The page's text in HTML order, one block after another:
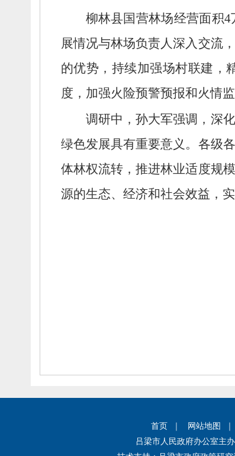
柳林县国营林场经营面积4
展情况与林场负责人深入交流，
的优势， 持续加强场村联建，
度， 加强火险预警预报和火情监
调研中， 孙大军强调， 深
绿色发展具有重要意义。 各级
体林权流转，推进林业适度规
源的生态、 经济和社会效益，
首页 ｜ 网站地图
吕梁市人民政府办公室主